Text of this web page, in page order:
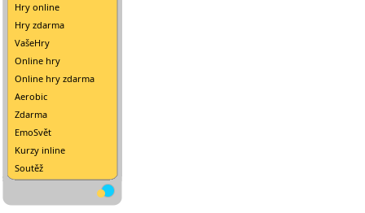
Hry online
Hry zdarma
VašeHry
Online hry
Online hry zdarma
Aerobic
Zdarma
EmoSvět
Kurzy inline
Soutěž